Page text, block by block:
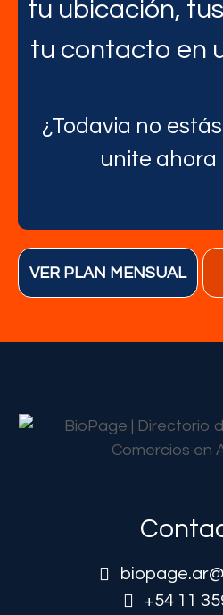
tu ubicación,
tu contacto en
¿Todavia no
unite ahora
VER PLAN MENSUAL
+54 11